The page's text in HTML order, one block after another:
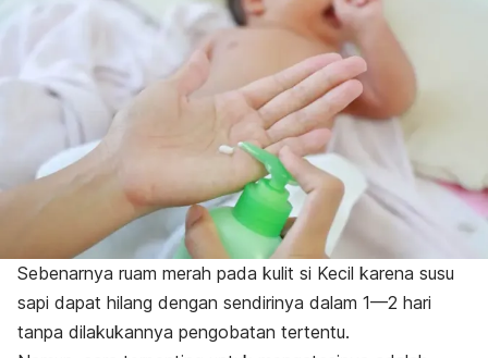
Sebenarnya ruam merah pada kulit si Kecil karena susu
sapi dapat hilang dengan sendirinya dalam 1—2 hari
tanpa dilakukannya pengobatan tertentu.